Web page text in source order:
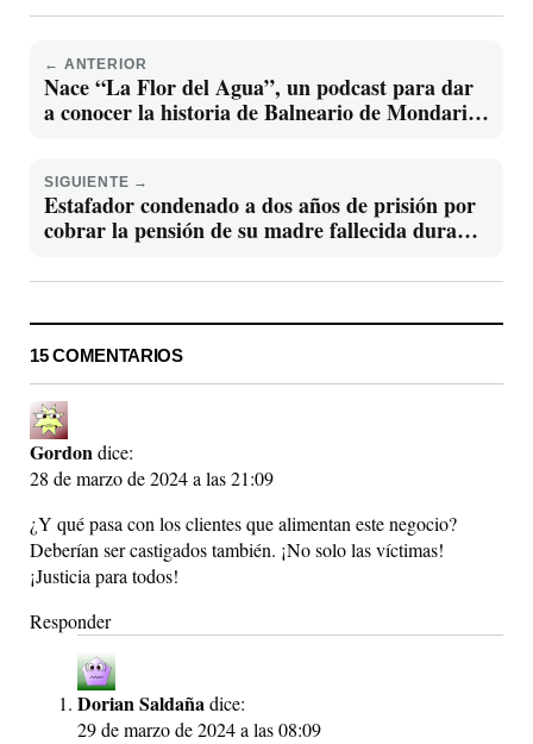
← ANTERIOR
Nace “La Flor del Agua”, un podcast para dar
a conocer la historia de Balneario de Mondariz
SIGUIENTE →
Estafador condenado a dos años de prisión por
cobrar la pensión de su madre fallecida durante
15 COMENTARIOS
Gordondice:
28 de marzo de 2024 a las 21:09
¿Y qué pasa con los clientes que alimentan este negocio?
Deberían ser castigados también. ¡No solo las víctimas!
¡Justicia para todos!
Responder
Dorian Saldañadice:
29 de marzo de 2024 a las 08:09